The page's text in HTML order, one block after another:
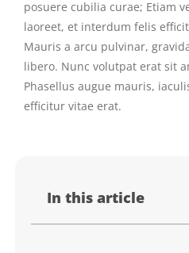
In this article
posuere cubilia curae; Etiam
laoreet, et interdum felis
Mauris a arcu pulvinar,
libero. Nunc volutpat erat sit
Phasellus augue mauris,
efficitur vitae erat.